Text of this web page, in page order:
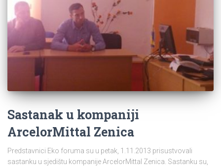
Sastanak u kompaniji
ArcelorMittal Zenica
Predstavnici Eko foruma su u petak, 1.11.2013 prisustvovali
sastanku u sjedištu kompanije ArcelorMittal Zenica. Sastanku su,